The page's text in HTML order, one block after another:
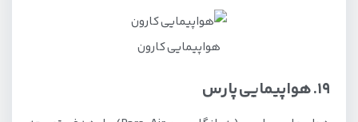
هواپیمایی کارون
19. هواپیمایی پارس